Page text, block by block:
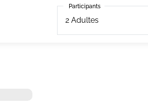
Participants
2 Adultes
Participants